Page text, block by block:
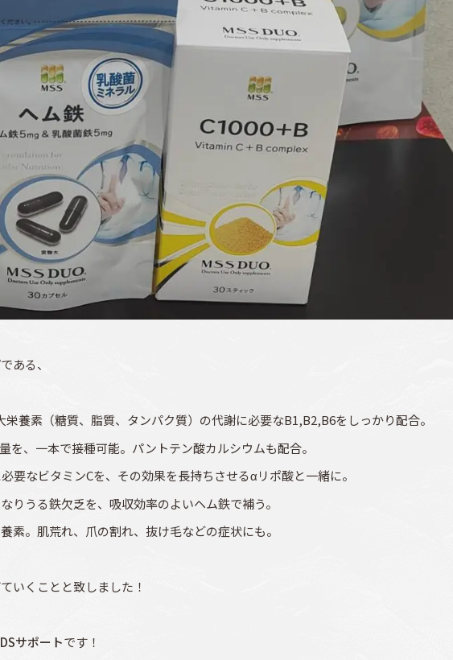
ある、
養素（糖質、脂質、タンパク質）の代謝に必要なB1,B2,B6をしっかり配合。
、一本で接種可能。パントテン酸カルシウムも配合。
なビタミンCを、その効果を長持ちさせるαリポ酸と一緒に。
うる鉄欠乏を、吸収効率のよいヘム鉄で補う。
。肌荒れ、爪の割れ、抜け毛などの症状にも。
いくことと致しました！
サポートです！